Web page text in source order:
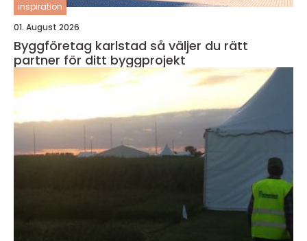
inspiration
01. August 2026
Byggföretag karlstad så väljer du rätt
partner för ditt byggprojekt